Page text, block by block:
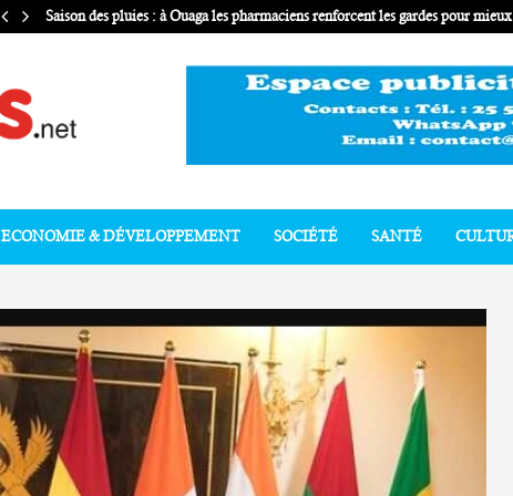
Saison des pluies : à Ouaga les pharmaciens renforcent les gardes pour
ECONOMIE & DÉVELOPPEMENT SOCIÉTÉ SANTÉ